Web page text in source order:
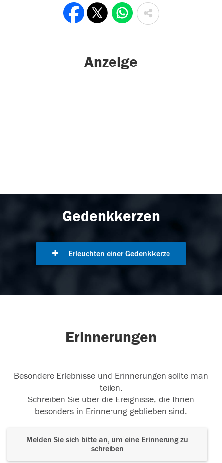
Anzeige
Gedenkkerzen
Erleuchten einer Gedenkkerze
Erinnerungen
Besondere Erlebnisse und Erinnerungen sollte man
teilen.
Schreiben Sie über die Ereignisse, die Ihnen
besonders in Erinnerung geblieben sind.
Melden Sie sich bitte an, um eine Erinnerung zu
schreiben